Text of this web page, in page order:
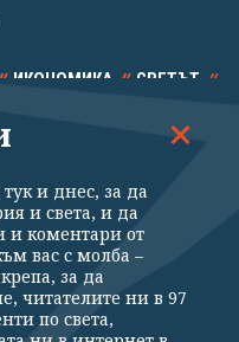
ИКОНОМИКА СВЕТЪТ
КАЛЕЙДОСКОП
за поверителност
и днес, за да
и света, и да
и коментари от
вас с молба –
за да
читателите ни в 97
по света,